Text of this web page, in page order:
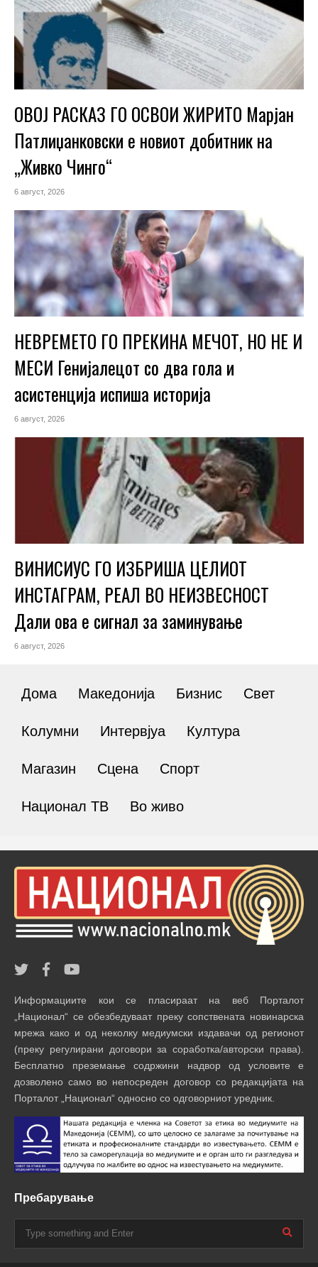
ОВОЈ РАСКАЗ ГО ОСВОИ ЖИРИТО Марјан
Патлиџанковски е новиот добитник на
„Живко Чинго“
6 август, 2026
НЕВРЕМЕТО ГО ПРЕКИНА МЕЧОТ, НО НЕ И
МЕСИ Генијалецот со два гола и
асистенција испиша историја
6 август, 2026
ВИНИСИУС ГО ИЗБРИША ЦЕЛИОТ
ИНСТАГРАМ, РЕАЛ ВО НЕИЗВЕСНОСТ
Дали ова е сигнал за заминување
6 август, 2026
Дома Македонија Бизнис Свет
Колумни Интервјуа Култура
Магазин Сцена Спорт
Национал ТВ Во живо
Информациите кои се пласираат на веб Порталот
„Национал“ се обезбедуваат преку сопствената новинарска
мрежа како и од неколку медиумски издавачи од регионот
(преку регулирани договори за соработка/авторски права).
Бесплатно преземање содржини надвор од условите е
дозволено само во непосреден договор со редакцијата на
Порталот „Национал“ односно со одговорниот уредник.
Пребарување